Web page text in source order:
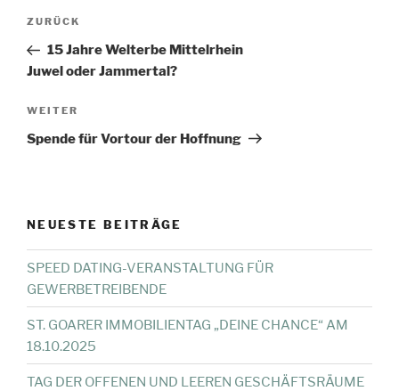
Beitragsnavigation
Vorheriger
Beitrag
ZURÜCK
15 Jahre Welterbe Mittelrhein
Juwel oder Jammertal?
Nächster
Beitrag
WEITER
Spende für Vortour der Hoffnung
NEUESTE BEITRÄGE
SPEED DATING-VERANSTALTUNG FÜR
GEWERBETREIBENDE
ST. GOARER IMMOBILIENTAG „DEINE CHANCE“ AM
18.10.2025
TAG DER OFFENEN UND LEEREN GESCHÄFTSRÄUME